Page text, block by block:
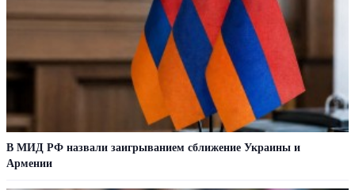
В МИД РФ назвали заигрыванием сближение Украины и
Армении